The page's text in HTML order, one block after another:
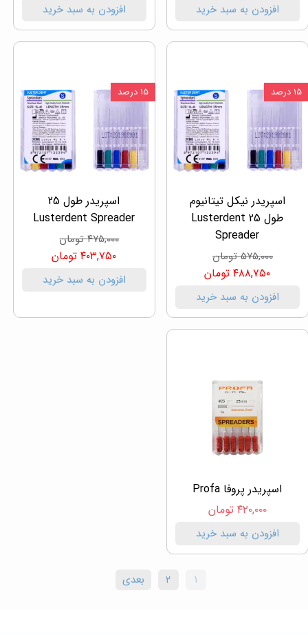
افزودن به سبد خرید افزودن به سبد خرید
اسپریدر نیکل تیتانیوم
طول 25 Lusterdent
Spreader
۵۷۵,۰۰۰ تومان
۴۸۸,۷۵۰ تومان
افزودن به سبد خرید
۱۵ درصد
اسپریدر طول 25
Lusterdent Spreader
۴۷۵,۰۰۰ تومان
۴۰۳,۷۵۰ تومان
افزودن به سبد خرید
۱۵ درصد
اسپریدر پروفا Profa
۴۲۰,۰۰۰ تومان
افزودن به سبد خرید
۱ ۲ بعدی